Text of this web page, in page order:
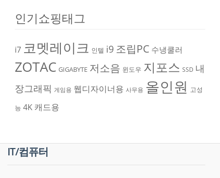
인기쇼핑태그
i7 코멧레이크 인텔 i9 조립PC 수냉쿨러
ZOTAC GIGABYTE 저소음 윈도우 지포스 SSD 내
장그래픽 게임용 웹디자이너용 사무용 올인원 고성
능 4K 캐드용
IT/컴퓨터